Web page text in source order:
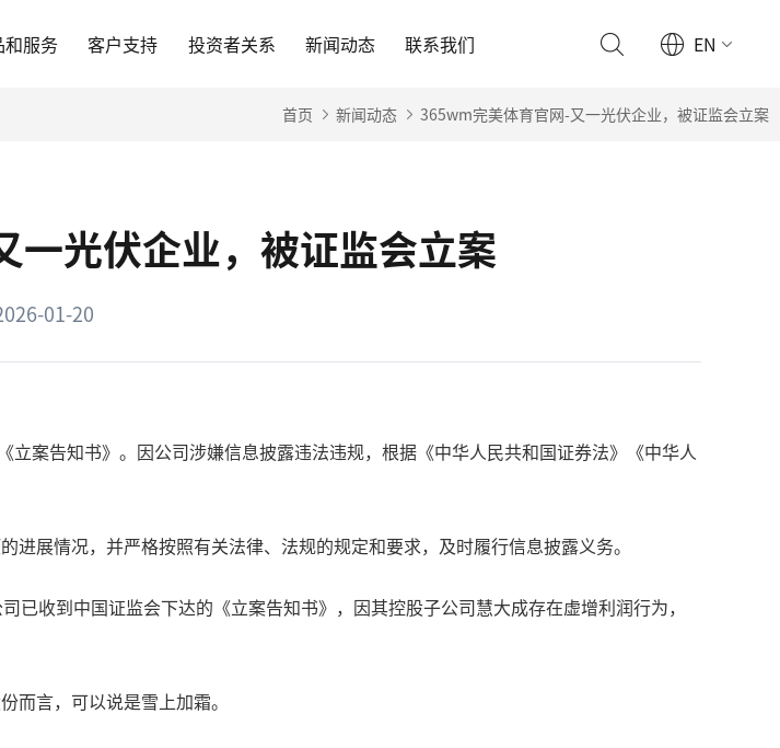
和服务 客户支持 投资者关系 新闻动态 联系我们 EN
首页 新闻动态 365wm完美体育官网-又一光伏企业，被证监会立案
光伏企业，被证监会立案
01-20
案告知书》。因公司涉嫌信息披露违法违规，根据《中华人民共和国证券法》《中华人
展情况，并严格按照有关法律、法规的规定和要求，及时履行信息披露义务。
收到中国证监会下达的《立案告知书》，因其控股子公司慧大成存在虚增利润行为，
而言，可以说是雪上加霜。